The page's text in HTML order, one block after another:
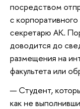
посредством
с
секретарю АК.
доводится до
размещения на
факультета или
Студент,
как не